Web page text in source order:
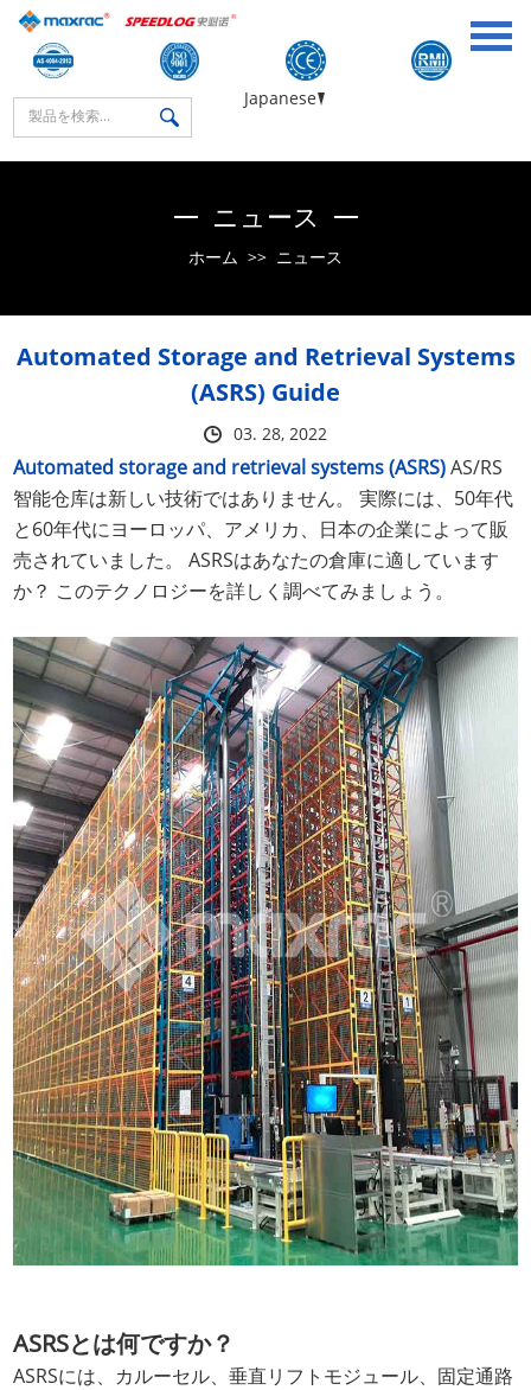
Japanese
ニュース
ホーム >> ニュース
Automated Storage and Retrieval Systems
(ASRS) Guide
03. 28, 2022
Automated storage and retrieval systems (ASRS)AS/RS
智能仓库は新しい技術ではありません。 実際には、50年代
と60年代にヨーロッパ、アメリカ、日本の企業によって販
売されていました。 ASRSはあなたの倉庫に適しています
か？ このテクノロジーを詳しく調べてみましょう。
ASRSとは何ですか？
ASRSには、カルーセル、垂直リフトモジュール、固定通路